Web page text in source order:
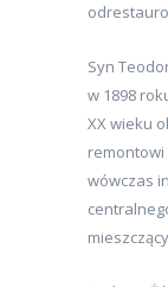
Syn
w 1898
XX wieku
remontowi
wówczas